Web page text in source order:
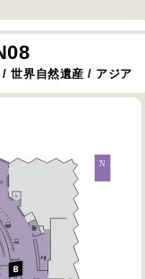
世界自然遺産 / アジア